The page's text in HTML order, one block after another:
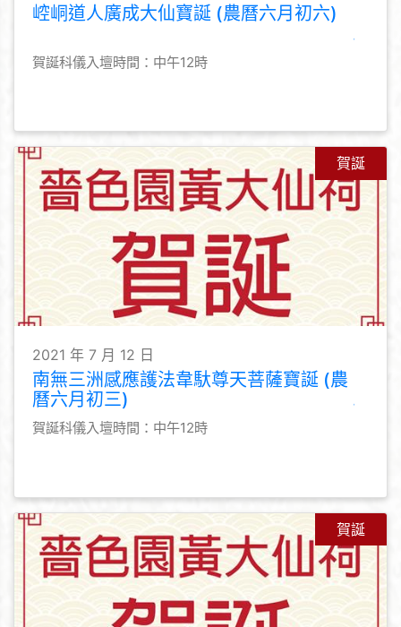
崆峒道人廣成大仙寶誕 (農曆六月初六)
賀誕科儀入壇時間：中午12時
賀誕
2021 年 7 月 12 日
南無三洲感應護法韋馱尊天菩薩寶誕 (農
曆六月初三)
賀誕科儀入壇時間：中午12時
賀誕